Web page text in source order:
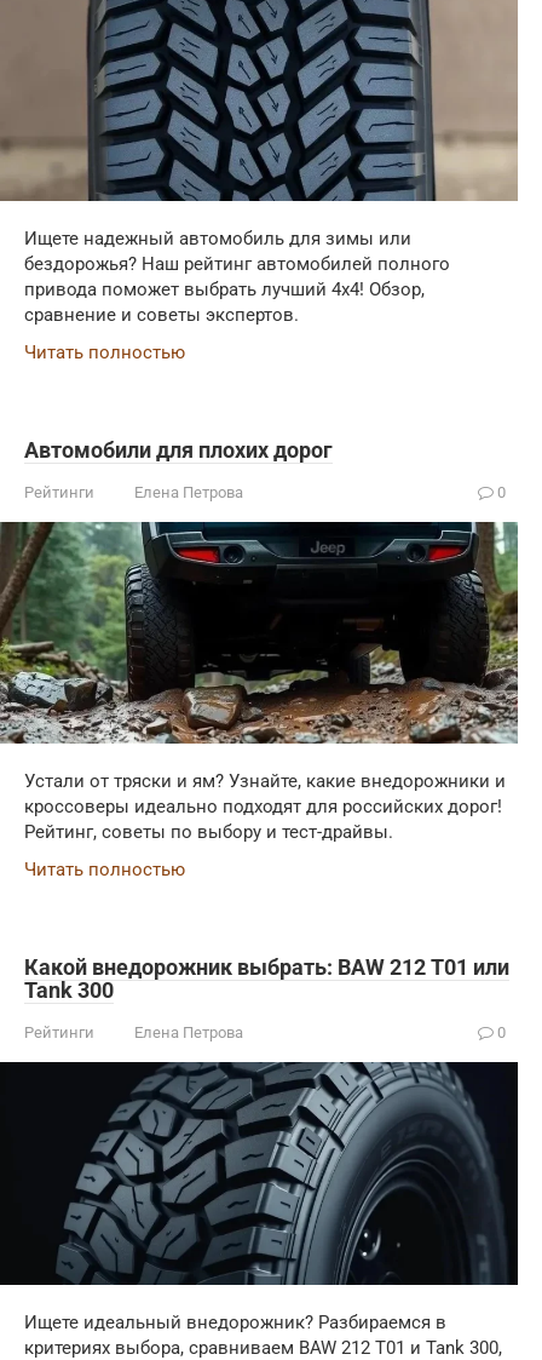
Ищете надежный автомобиль для зимы или
бездорожья? Наш рейтинг автомобилей полного
привода поможет выбрать лучший 4x4! Обзор,
сравнение и советы экспертов.
Читать полностью
Автомобили для плохих дорог
Рейтинги Елена Петрова 0
Устали от тряски и ям? Узнайте, какие внедорожники и
кроссоверы идеально подходят для российских дорог!
Рейтинг, советы по выбору и тест-драйвы.
Читать полностью
Какой внедорожник выбрать: BAW 212 T01 или
Tank 300
Рейтинги Елена Петрова 0
Ищете идеальный внедорожник? Разбираемся в
критериях выбора, сравниваем BAW 212 T01 и Tank 300,